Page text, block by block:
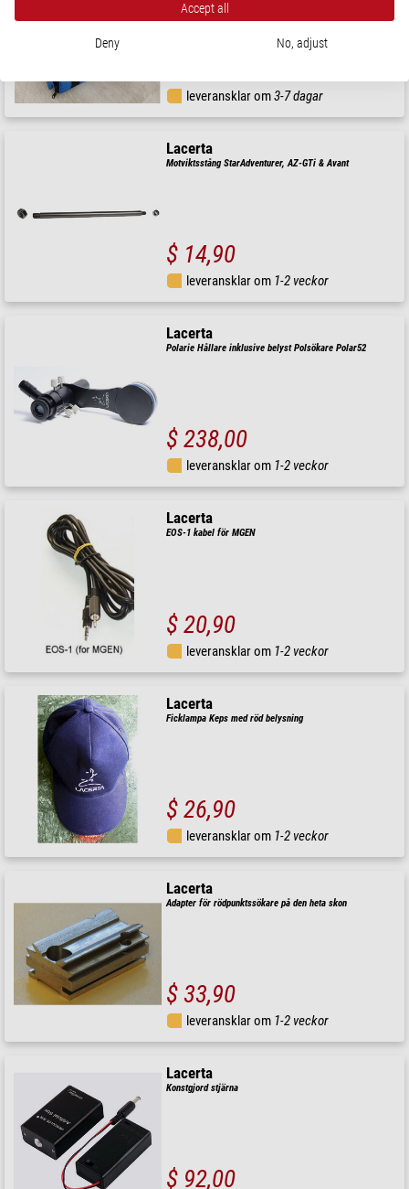
leveransklar om3-7 dagar
Lacerta
Motviktsstång StarAdventurer, AZ-GTi & Avant
$ 14,90
leveransklar om 1-2 veckor
Lacerta
Polarie Hållare inklusive belyst Polsökare Polar52
$ 238,00
leveransklar om 1-2 veckor
Lacerta
EOS-1 kabel för MGEN
$ 20,90
leveransklar om 1-2 veckor
Lacerta
Ficklampa Keps med röd belysning
$ 26,90
leveransklar om 1-2 veckor
Lacerta
Adapter för rödpunktssökare på den heta skon
$ 33,90
leveransklar om 1-2 veckor
Lacerta
Konstgjord stjärna
$ 92,00
Accept all
Deny No, adjust